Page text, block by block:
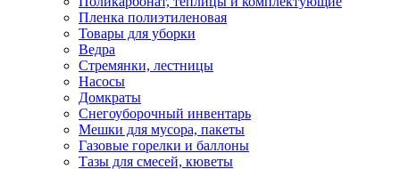
Пленка полиэтиленовая
Товары для уборки
Ведра
Стремянки, лестницы
Насосы
Домкраты
Снегоуборочный инвентарь
Мешки для мусора, пакеты
Газовые горелки и баллоны
Тазы для смесей, кюветы